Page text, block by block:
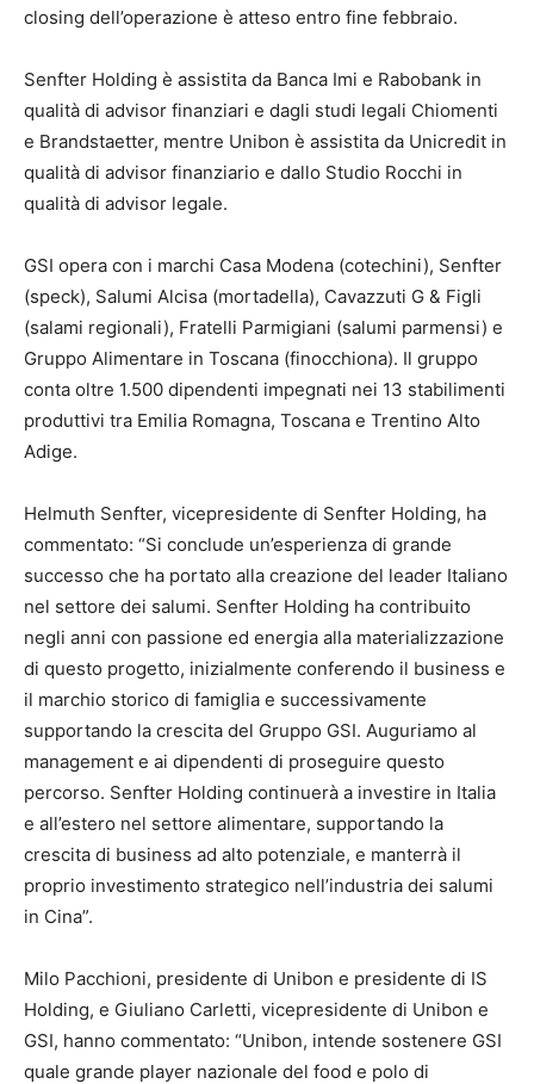
closing dell’operazione è atteso entro fine febbraio.
Senfter Holding è assistita da Banca Imi e Rabobank in
qualità di advisor finanziari e dagli studi legali Chiomenti
e Brandstaetter, mentre Unibon è assistita da Unicredit in
qualità di advisor finanziario e dallo Studio Rocchi in
qualità di advisor legale.
GSI opera con i marchi Casa Modena (cotechini), Senfter
(speck), Salumi Alcisa (mortadella), Cavazzuti G & Figli
(salami regionali), Fratelli Parmigiani (salumi parmensi) e
Gruppo Alimentare in Toscana (finocchiona). Il gruppo
conta oltre 1.500 dipendenti impegnati nei 13 stabilimenti
produttivi tra Emilia Romagna, Toscana e Trentino Alto
Adige.
Helmuth Senfter, vicepresidente di Senfter Holding, ha
commentato: “Si conclude un’esperienza di grande
successo che ha portato alla creazione del leader Italiano
nel settore dei salumi. Senfter Holding ha contribuito
negli anni con passione ed energia alla materializzazione
di questo progetto, inizialmente conferendo il business e
il marchio storico di famiglia e successivamente
supportando la crescita del Gruppo GSI. Auguriamo al
management e ai dipendenti di proseguire questo
percorso. Senfter Holding continuerà a investire in Italia
e all’estero nel settore alimentare, supportando la
crescita di business ad alto potenziale, e manterrà il
proprio investimento strategico nell’industria dei salumi
in Cina”.
Milo Pacchioni, presidente di Unibon e presidente di IS
Holding, e Giuliano Carletti, vicepresidente di Unibon e
GSI, hanno commentato: “Unibon, intende sostenere GSI
quale grande player nazionale del food e polo di